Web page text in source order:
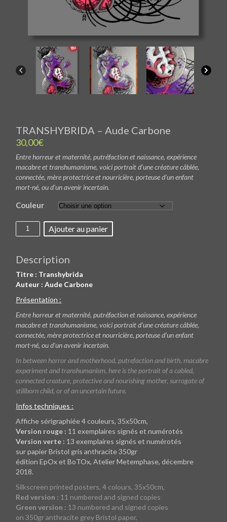
TRANSHYBRIDA – Aude Carbone
30,00€
Entre horreur et maternité, putréfaction et naissance, expérience
macabre et transhumanisme, voici portrait d’une créature câblée,
connectée, mère protectrice et nourricière, porteuse d’un enfant
mort-né, ou d’un avenir incertain.
Couleur
quantité
TRANSHYBRIDA
Aude
Carbone
Ajouter au panier
Description
Titre : Transhybrida
Auteur : Aude Carbone
Présentation :
Entre horreur et maternité, putréfaction et naissance, expérience
macabre et transhumanisme, voici portrait d’une créature câblée,
connectée, mère protectrice et nourricière, porteuse d’un enfant
mort-né, ou d’un avenir incertain.
In between horror and motherhood, putrefaction and birth, macabre
experiment and transhumanism, here is the portrait of a cabled,
connected creature, protective and nourishing mother, surrogate of
stillborn child, or of an uncertain future.
Infos techniques :
Affiche sérigraphiée 4 couleurs, 35x50cm,
Version rouge : 11 exemplaires signés et numérotés
Version verte : 13 exemplaires signés et numérotés
sur papier Bristol gris anthracite 350gr
édition EpOx et BoTOx, Atelier Metemphase, décembre
2018.
Silkscreen printed posters, 4 colours, 35x50cm,
Red version : 11 numbered and signed copies
Green version : 13 numbered and signed copies
on 350gr anthracite grey Bristol paper,